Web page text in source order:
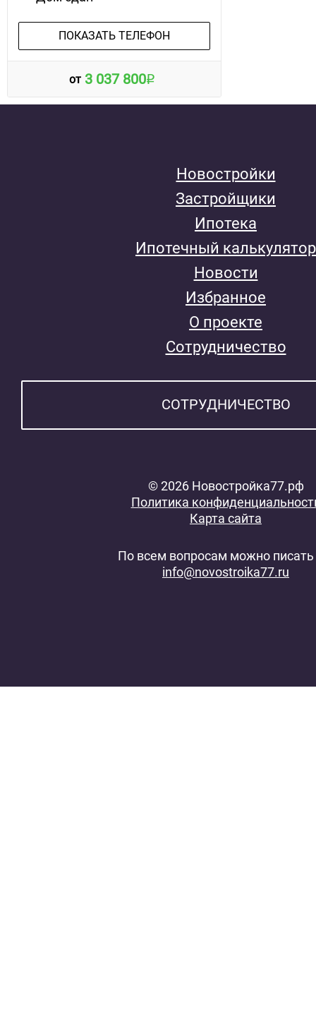
ПОКАЗАТЬ ТЕЛЕФОН
от 3 037 800
Новостройки
Застройщики
Ипотека
Ипотечный калькулятор
Новости
Избранное
О проекте
Сотрудничество
СОТРУДНИЧЕСТВО
© 2026 Новостройка77.рф
Политика
Карта сайта
По всем вопросам можно писать
info@novostroika77.ru